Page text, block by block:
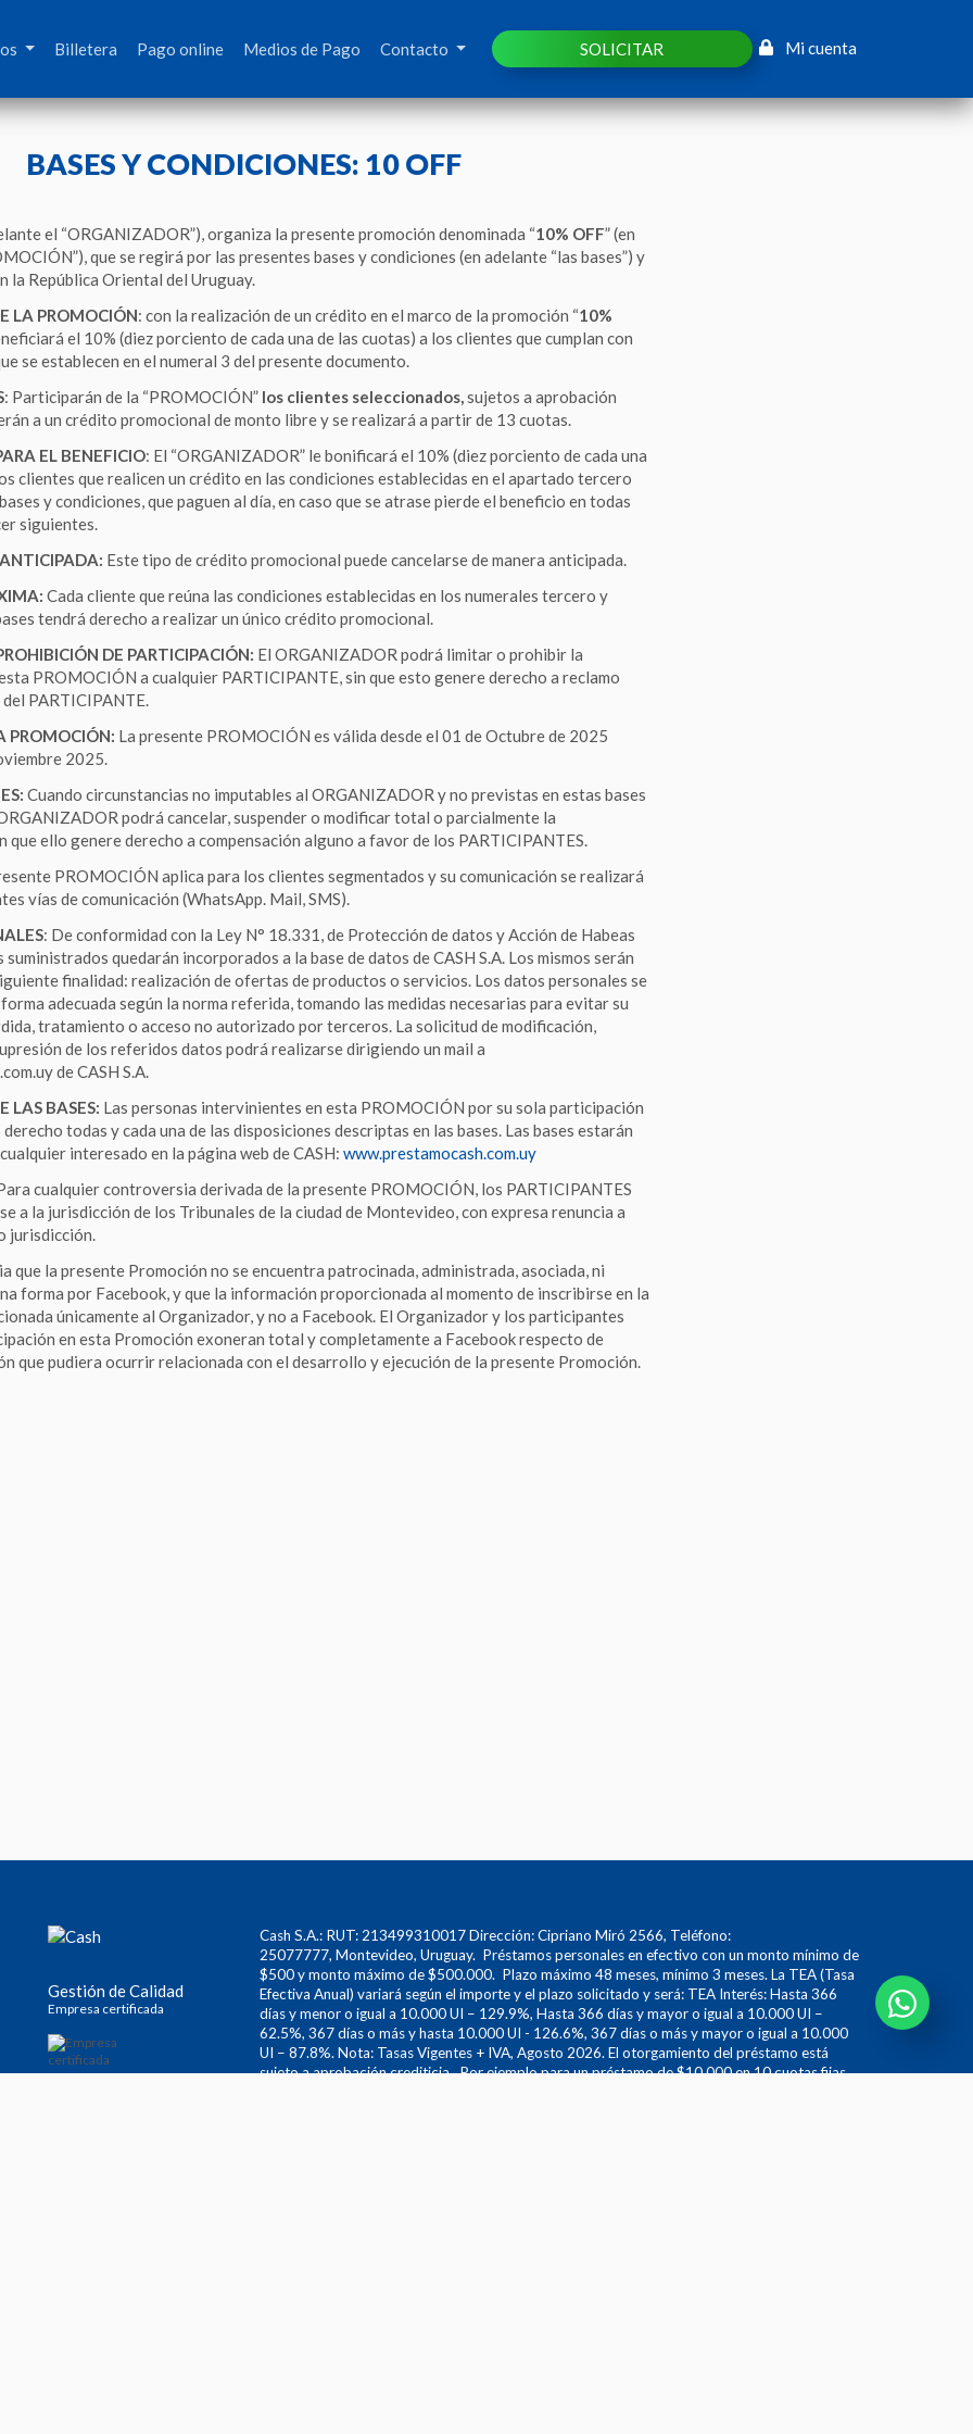
Billetera Pago online Medios de Pago Contacto SOLICITAR Mi cuenta
BASES Y CONDICIONES: 10 OFF
el “ORGANIZADOR”), organiza la presente promoción denominada “10% OFF” (en
que se regirá por las presentes bases y condiciones (en adelante “las bases”) y
la República Oriental del Uruguay.
LA PROMOCIÓN: con la realización de un crédito en el marco de la promoción “10%
el 10% (diez porciento de cada una de las cuotas) a los clientes que cumplan con
se establecen en el numeral 3 del presente documento.
: Participarán de la “PROMOCIÓN” los clientes seleccionados, sujetos a aprobación
a un crédito promocional de monto libre y se realizará a partir de 13 cuotas.
EL BENEFICIO: El “ORGANIZADOR” le bonificará el 10% (diez porciento de cada una
clientes que realicen un crédito en las condiciones establecidas en el apartado tercero
y condiciones, que paguen al día, en caso que se atrase pierde el beneficio en todas
siguientes.
Este tipo de crédito promocional puede cancelarse de manera anticipada.
Cada cliente que reúna las condiciones establecidas en los numerales tercero y
tendrá derecho a realizar un único crédito promocional.
DE PARTICIPACIÓN: El ORGANIZADOR podrá limitar o prohibir la
PROMOCIÓN a cualquier PARTICIPANTE, sin que esto genere derecho a reclamo
PARTICIPANTE.
PROMOCIÓN: La presente PROMOCIÓN es válida desde el 01 de Octubre de 2025
2025.
Cuando circunstancias no imputables al ORGANIZADOR y no previstas en estas bases
podrá cancelar, suspender o modificar total o parcialmente la
que ello genere derecho a compensación alguno a favor de los PARTICIPANTES.
PROMOCIÓN aplica para los clientes segmentados y su comunicación se realizará
vías de comunicación (WhatsApp. Mail, SMS).
: De conformidad con la Ley N° 18.331, de Protección de datos y Acción de Habeas
quedarán incorporados a la base de datos de CASH S.A. Los mismos serán
finalidad: realización de ofertas de productos o servicios. Los datos personales se
adecuada según la norma referida, tomando las medidas necesarias para evitar su
tratamiento o acceso no autorizado por terceros. La solicitud de modificación,
de los referidos datos podrá realizarse dirigiendo un mail a
de CASH S.A.
LAS BASES: Las personas intervinientes en esta PROMOCIÓN por su sola participación
todas y cada una de las disposiciones descriptas en las bases. Las bases estarán
interesado en la página web de CASH: www.prestamocash.com.uy
cualquier controversia derivada de la presente PROMOCIÓN, los PARTICIPANTES
a la jurisdicción de los Tribunales de la ciudad de Montevideo, con expresa renuncia a
jurisdicción.
que la presente Promoción no se encuentra patrocinada, administrada, asociada, ni
forma por Facebook, y que la información proporcionada al momento de inscribirse en la
únicamente al Organizador, y no a Facebook. El Organizador y los participantes
en esta Promoción exoneran total y completamente a Facebook respecto de
que pudiera ocurrir relacionada con el desarrollo y ejecución de la presente Promoción.
Gestión de Calidad
Empresa certificada
Cash S.A.: RUT: 213499310017 Dirección: Cipriano Miró 2566, Teléfono:
25077777, Montevideo, Uruguay. Préstamos personales en efectivo con un monto mínimo de
$500 y monto máximo de $500.000. Plazo máximo 48 meses, mínimo 3 meses. La TEA (Tasa
Efectiva Anual) variará según el importe y el plazo solicitado y será: TEA Interés: Hasta 366
días y menor o igual a 10.000 UI – 129.9%, Hasta 366 días y mayor o igual a 10.000 UI –
62.5%, 367 días o más y hasta 10.000 UI - 126.6%, 367 días o más y mayor o igual a 10.000
UI – 87.8%. Nota: Tasas Vigentes + IVA, Agosto 2026. El otorgamiento del préstamo está
sujeto a aprobación crediticia. Por ejemplo para un préstamo de $10.000 en 10 cuotas fijas